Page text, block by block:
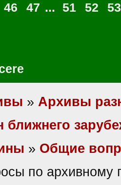
46 47 ... 51 52
53
» Архивы
ближнего
» Общие
по архивному